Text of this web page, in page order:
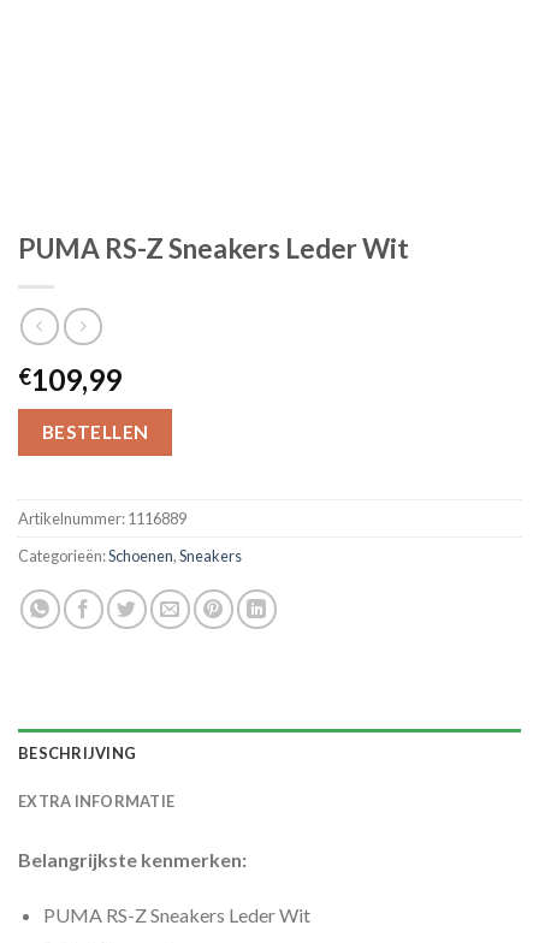
PUMA RS-Z Sneakers Leder Wit
€109,99
BESTELLEN
Artikelnummer:1116889
Categorieën:Schoenen,Sneakers
BESCHRIJVING
EXTRA INFORMATIE
Belangrijkste kenmerken:
PUMA RS-Z Sneakers Leder Wit